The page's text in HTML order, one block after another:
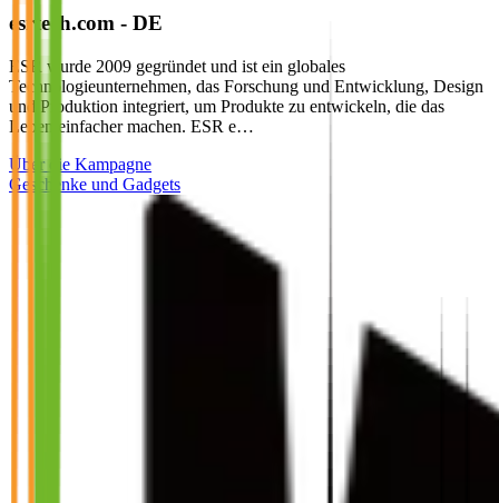
esrtech.com - DE
ESR wurde 2009 gegründet und ist ein globales
Technologieunternehmen, das Forschung und Entwicklung, Design
und Produktion integriert, um Produkte zu entwickeln, die das
Leben einfacher machen. ESR e…
Über die Kampagne
Geschenke und Gadgets